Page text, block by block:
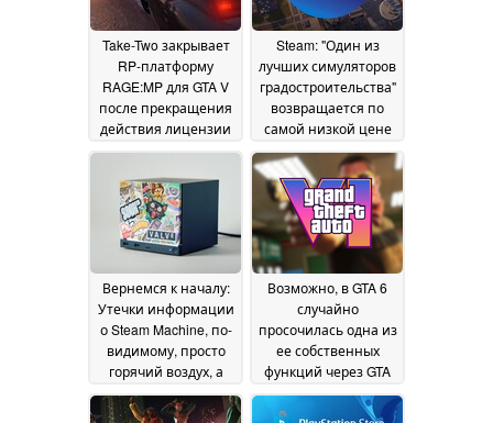
Take-Two закрывает
RP-платформу
RAGE:MP для GTA V
после прекращения
действия лицензии
29 May 2026
Steam: "Один из
лучших симуляторов
градостроительства"
возвращается по
самой низкой цене
28 May 2026
Вернемся к началу:
Утечки информации
о Steam Machine, по-
видимому, просто
горячий воздух, а
опасения по поводу
цены растут28 May
Возможно, в GTA 6
случайно
просочилась одна из
ее собственных
функций через GTA
Online25 May 2026